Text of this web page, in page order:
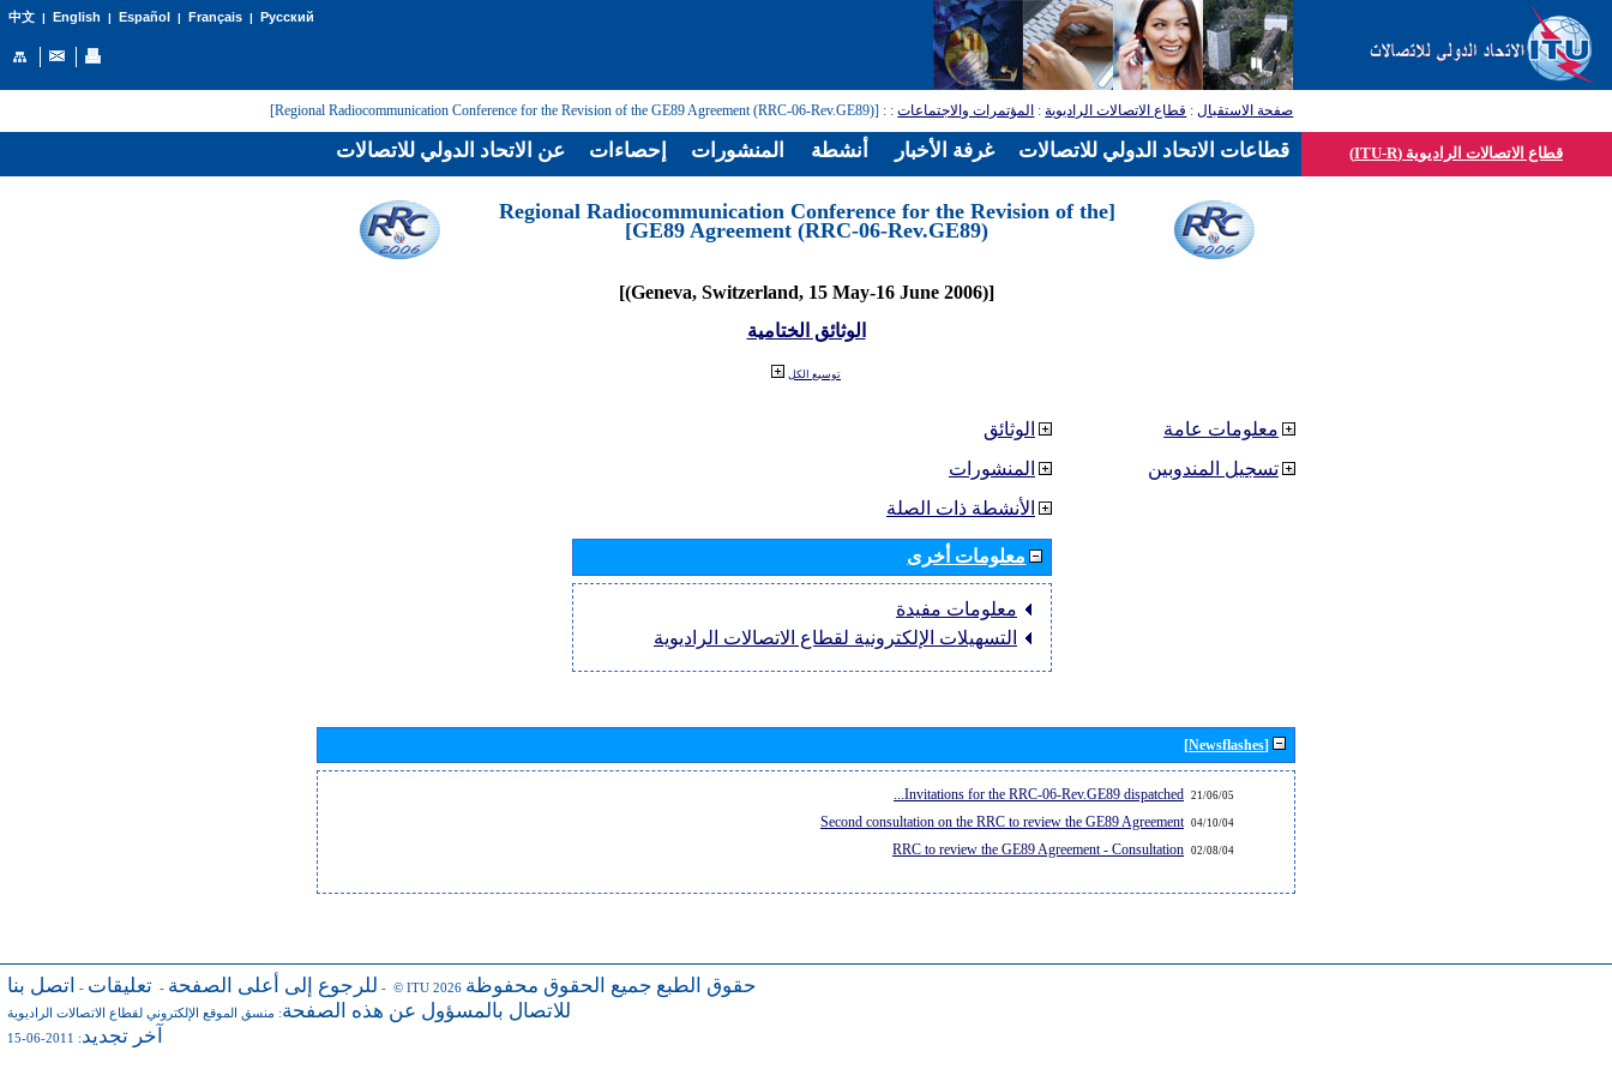
中文| English | Español | Français| Русский
صفحة الاستقبال: قطاع الاتصالات الراديوية: المؤتمرات والاجتماعات:
: [Regional Radiocommunication Conference for the Revision of the GE89 Agreement (RRC-06-Rev.GE89)]
قطاع الاتصالات الراديوية (ITU-R)
[Regional Radiocommunication Conference for the Revision of the
GE89 Agreement (RRC-06-Rev.GE89)]
[(Geneva, Switzerland, 15 May-16 June 2006)]
الوثائق الختامية
توسيع الكل
الوثائق
المنشورات
الأنشطة ذات الصلة
معلومات أخرى
معلومات مفيدة
التسهيلات الإلكترونية لقطاع الاتصالات الراديوية
معلومات عامة
تسجيل المندوبين
[Newsflashes]
21/06/05
Invitations for the RRC-06-Rev.GE89 dispatched...
04/10/04
Second consultation on the RRC to review the GE89 Agreement
02/08/04
RRC to review the GE89 Agreement - Consultation
للرجوع إلى أعلى الصفحة - تعليقات - اتصل بنا - © ITU 2026 حقوق الطبع جميع الحقوق محفوظة
للاتصال بالمسؤول عن هذه الصفحة: منسق الموقع الإلكتروني لقطاع الاتصالات الراديوية
آخر تجديد: 2011-06-15
عن الاتحاد الدولي للاتصالات إحصاءات المنشورات أنشطة غرفة الأخبار قطاعات الاتحاد الدولي للاتصالات